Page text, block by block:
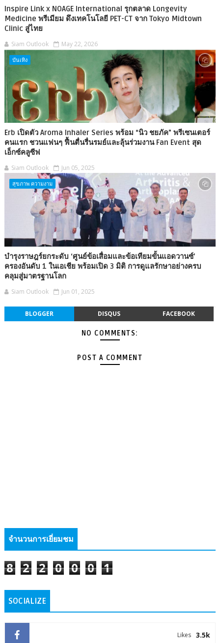
Inspire Link x NOAGE International รุกตลาด Longevity
Medicine พรีเมียม ดึงเทคโนโลยี PET-CT จาก Tokyo Midtown
Clinic สู่ไทย
Siam Outlook May 22, 2026
บันเทิง
Erb เปิดตัว Aroma Inhaler Series พร้อม “นิว ชยภัค” พรีเซนเตอร์
คนแรก ชวนแฟนๆ ฟื้นตื่นรื่นรมย์และลุ้นร่วมงาน Fan Event สุด
เอ็กซ์คลูซีฟ
Siam Outlook Jun 05, 2025
สุขภาพ ความงาม
บำรุงราษฎร์ยกระดับ ‘ศูนย์ข้อเสื่อมและข้อเทียมขั้นแอดวานซ์’
ครองอันดับ 1 ในเอเชีย พร้อมเปิด 3 มิติ การดูแลรักษาอย่างครบ
คลุมสู่มาตรฐานโลก
Siam Outlook Jun 01, 2025
BLOGGER DISQUS FACEBOOK
NO COMMENTS:
POST A COMMENT
จำนวนการเยี่ยมชม
8 2 2 0 0 0 1
SOCIALIZE
3.5k
Likes